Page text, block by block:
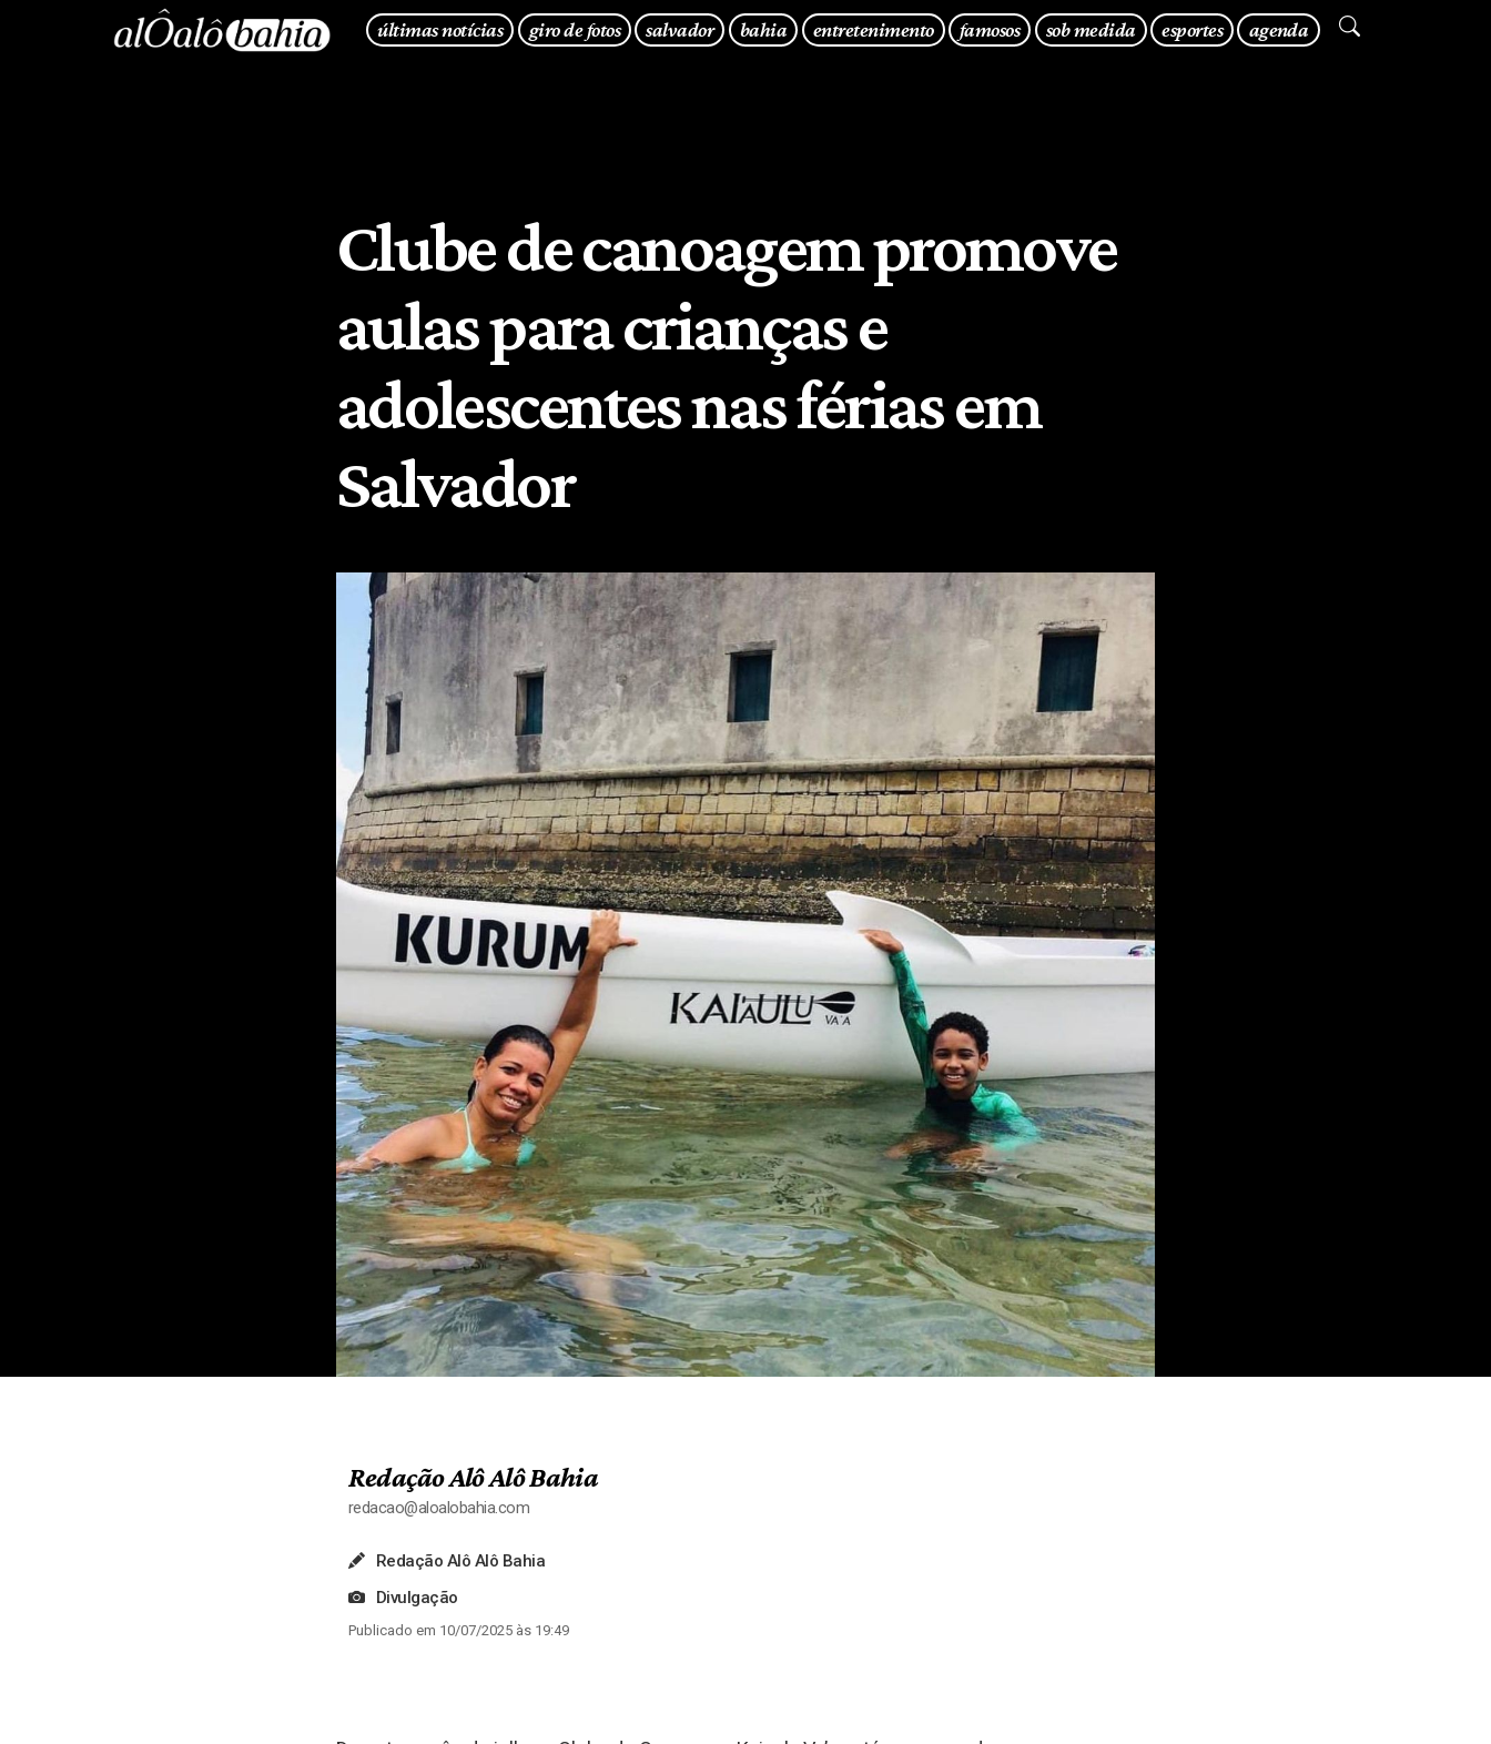
últimas notícias giro de fotos salvador bahia entretenimento famosos sob medida esportes agenda
Clube de canoagem promove
aulas para crianças e
adolescentes nas férias em
Salvador
Redação Alô Alô Bahia
redacao@aloalobahia.com
Redação Alô Alô Bahia
Divulgação
Publicado em 10/07/2025 às 19:49